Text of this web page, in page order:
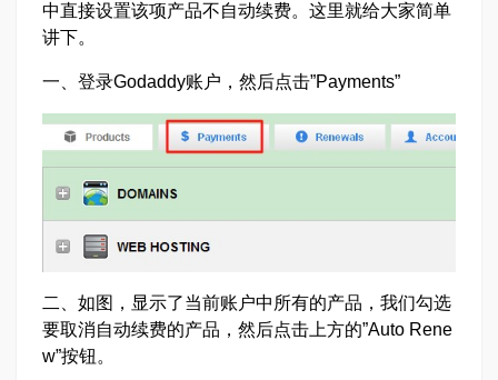
中直接设置该项产品不自动续费。这里就给大家简单
讲下。
一、登录Godaddy账户，然后点击”Payments”
二、如图，显示了当前账户中所有的产品，我们勾选
要取消自动续费的产品，然后点击上方的”Auto Rene
w”按钮。